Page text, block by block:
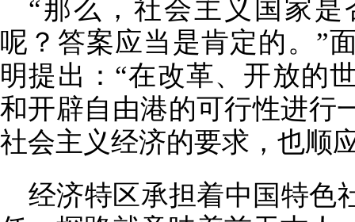
“那么，社会主义国家
呢？答案应当是肯定的。”
明提出：“在改革、开放的
和开辟自由港的可行性进行
社会主义经济的要求，也顺
经济特区承担着中国特色